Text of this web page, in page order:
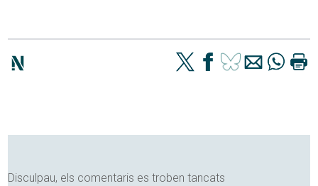
Disculpau, els comentaris es troben tancats